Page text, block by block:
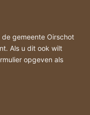
gemeente Oirschot
Als u dit ook wilt
opgeven als